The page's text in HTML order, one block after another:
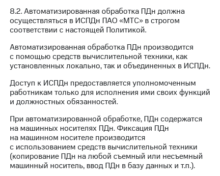
8.2. Автоматизированная обработка ПДн должна
осуществляться в ИСПДн ПАО «МТС» в строгом
соответствии с настоящей Политикой.
Автоматизированная обработка ПДн производится
с помощью средств вычислительной техники, как
установленных локально, так и объединенных в ИСПДн.
Доступ к ИСПДн предоставляется уполномоченным
работникам только для исполнения ими своих функций
и должностных обязанностей.
При автоматизированной обработке, ПДн содержатся
на машинных носителях ПДн. Фиксация ПДн
на машинном носителе производится
с использованием средств вычислительной техники
(копирование ПДн на любой съемный или несъемный
машинный носитель, ввод ПДн в базу данных и т.п.).